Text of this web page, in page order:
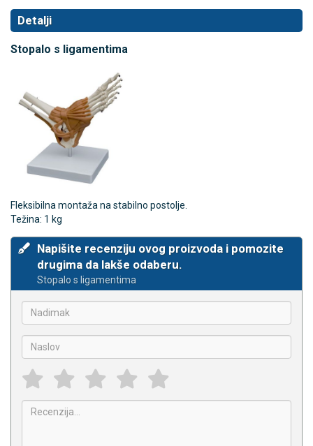
Detalji
Stopalo s ligamentima
Fleksibilna montaža na stabilno postolje.
Težina: 1 kg
Napišite recenziju ovog proizvoda i pomozite
drugima da lakše odaberu.
Stopalo s ligamentima